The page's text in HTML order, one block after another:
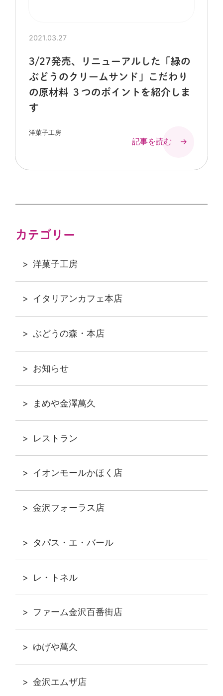
2021.03.27
3/27発売、リニューアルした「緑の
ぶどうのクリームサンド」こだわり
の原材料 ３つのポイントを紹介しま
す
洋菓子工房
記事を読む →
カテゴリー
洋菓子工房
イタリアンカフェ本店
ぶどうの森・本店
お知らせ
まめや金澤萬久
レストラン
イオンモールかほく店
金沢フォーラス店
タパス・エ・バール
レ・トネル
ファーム金沢百番街店
ゆげや萬久
金沢エムザ店